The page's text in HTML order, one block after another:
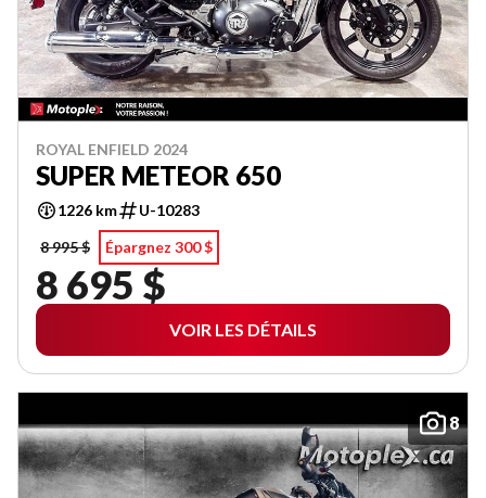
ROYAL ENFIELD 2024
SUPER METEOR 650
1226 km
U-10283
8 995 $
Épargnez 300 $
8 695 $
VOIR LES DÉTAILS
8